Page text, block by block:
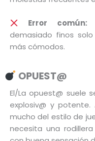
Error común:
demasiado finos
más cómodos.
OPUEST@
El/La opuest@ suele
explosiv@ y potente.
mucho del estilo de
necesita una